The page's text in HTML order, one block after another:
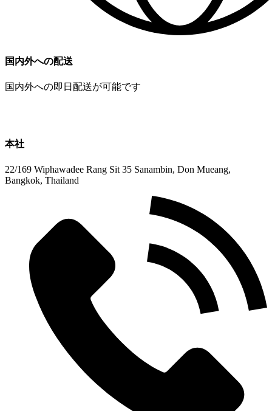
国内外への配送
国内外への即日配送が可能です
本社
22/169 Wiphawadee Rang Sit 35 Sanambin, Don Mueang,
Bangkok, Thailand